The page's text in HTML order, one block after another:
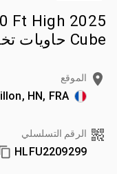
Ft High
Cube حاويات تخزين
الموقع
HN, FRA
الرقم التسلسلي
HLFU2209299